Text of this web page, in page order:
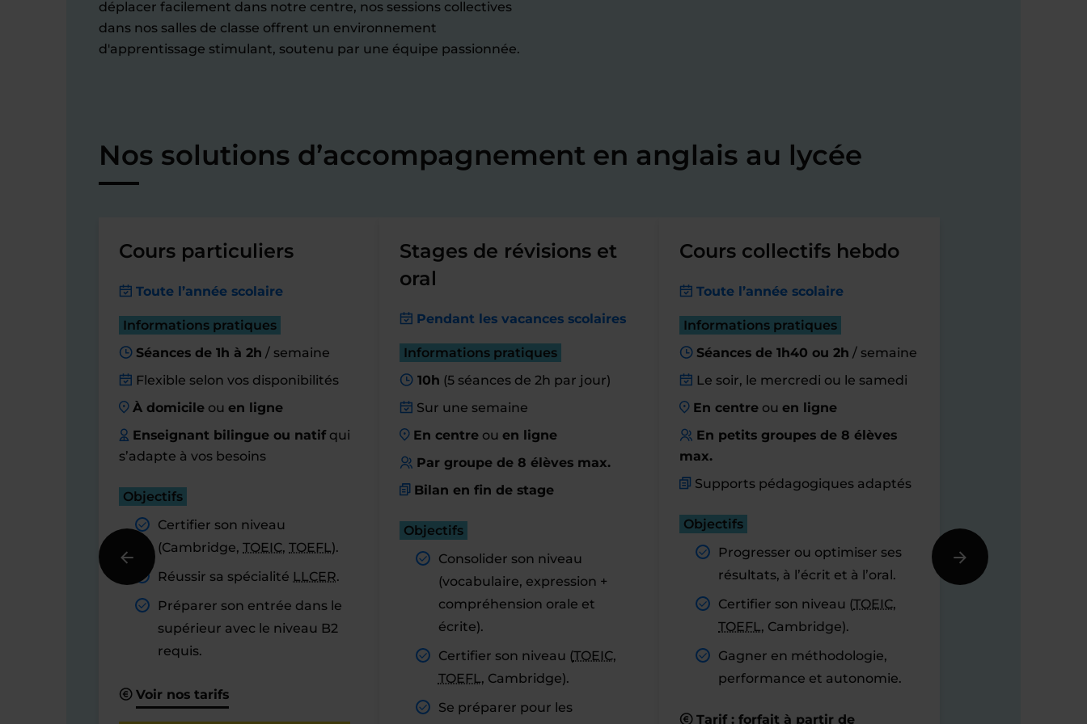
déplacer facilement dans notre centre, nos sessions collectives
dans nos salles de classe offrent un environnement
d'apprentissage stimulant, soutenu par une équipe passionnée.
Nos solutions d’accompagnement en anglais au lycée
Cours particuliers
Toute l’année scolaire
Informations pratiques
Séances de 1h à 2h / semaine
Flexible selon vos disponibilités
À domicileou en ligne
Enseignant bilingue ou natifqui
s’adapte à vos besoins
Objectifs
Certifier son niveau
(Cambridge, TOEIC, TOEFL).
Réussir sa spécialité LLCER.
Préparer son entrée dans le
supérieur avec le niveau B2
requis.
Voir nos tarifs
Stages de révisions et
oral
Pendant les vacances scolaires
Informations pratiques
10h (5 séances de 2h par jour)
Sur une semaine
En centreou en ligne
Par groupe de 8 élèves max.
Bilan en fin de stage
Objectifs
Consolider son niveau
(vocabulaire, expression +
compréhension orale et
écrite).
Certifier son niveau (TOEIC,
TOEFL, Cambridge).
Se préparer pour les
Cours collectifs hebdo
Toute l’année scolaire
Informations pratiques
Séances de 1h40 ou 2h / semaine
Le soir, le mercredi ou le samedi
En centre ouen ligne
En petits groupes de 8 élèves
max.
Supports pédagogiques adaptés
Objectifs
Progresser ou optimiser ses
résultats, à l’écrit et à l’oral.
Certifier son niveau (TOEIC,
TOEFL, Cambridge).
Gagner en méthodologie,
performance et autonomie.
Tarif : forfait à partir de